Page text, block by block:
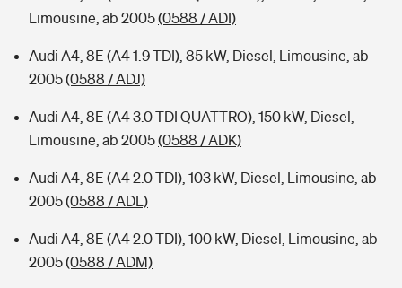
Limousine, ab 2005(0588 / ADI)
Audi A4, 8E (A4 1.9 TDI), 85 kW, Diesel, Limousine, ab
2005(0588 / ADJ)
Audi A4, 8E (A4 3.0 TDI QUATTRO), 150 kW, Diesel,
Limousine, ab 2005(0588 / ADK)
Audi A4, 8E (A4 2.0 TDI), 103 kW, Diesel, Limousine, ab
2005(0588 / ADL)
Audi A4, 8E (A4 2.0 TDI), 100 kW, Diesel, Limousine, ab
2005(0588 / ADM)